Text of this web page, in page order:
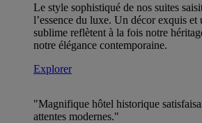
Le style sophistiqué de nos suites
l’essence du luxe. Un décor exquis et
sublime reflètent à la fois notre
notre élégance contemporaine.
Explorer
"Magnifique hôtel historique
attentes modernes."